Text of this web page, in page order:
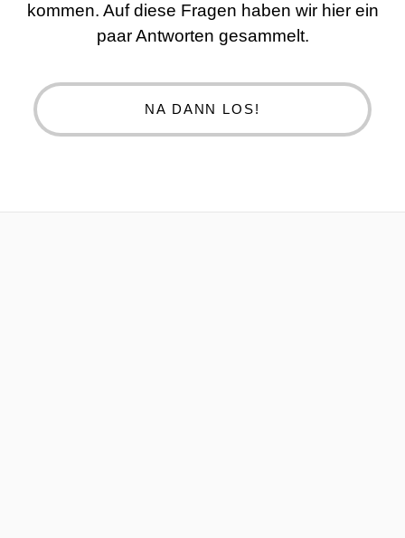
kommen. Auf diese Fragen haben wir hier ein
paar Antworten gesammelt.
NA DANN LOS!